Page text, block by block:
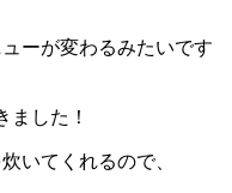
ーが変わるみたいです
ました！
いてくれるので、